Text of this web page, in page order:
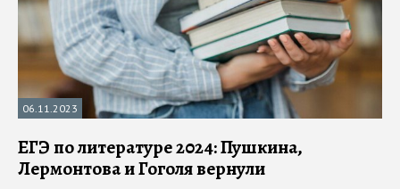
06.11.2023
ЕГЭ по литературе 2024: Пушкина,
Лермонтова и Гоголя вернули